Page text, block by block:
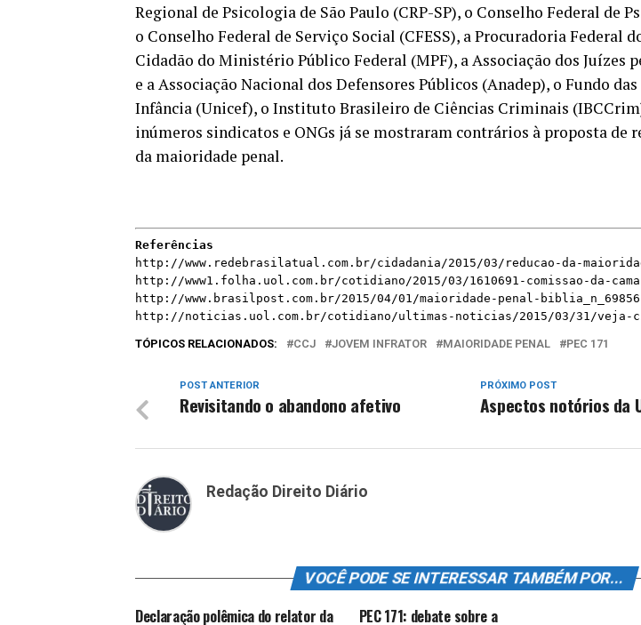
Regional de Psicologia de São Paulo (CRP-SP), o Conselho Federal de
o Conselho Federal de Serviço Social (CFESS), a Procuradoria Federal
Cidadão do Ministério Público Federal (MPF), a Associação dos Juízes
e a Associação Nacional dos Defensores Públicos (Anadep), o Fundo
Infância (Unicef), o Instituto Brasileiro de Ciências Criminais
inúmeros sindicatos e ONGs já se mostraram contrários à proposta de
da maioridade penal.
Referências
http://www.redebrasilatual.com.br/cidadania/2015/03/reducao-da-
http://www1.folha.uol.com.br/cotidiano/2015/03/1610691-comissao-da-
http://www.brasilpost.com.br/2015/04/01/maioridade-penal-
http://noticias.uol.com.br/cotidiano/ultimas-noticias/2015/03/31/veja-
TÓPICOS RELACIONADOS: CCJ JOVEM INFRATOR MAIORIDADE PENAL PEC 171
PRÓXIMO POST
Aspectos notórios da
POST ANTERIOR
Revisitando o abandono afetivo
Redação Direito Diário
VOCÊ PODE SE INTERESSAR TAMBÉM POR...
Declaração polêmica do relator da PEC 171: debate sobre a